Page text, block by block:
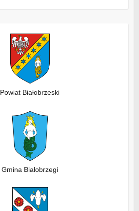
Powiat Białobrzeski
Gmina Białobrzegi